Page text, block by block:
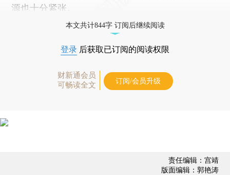
源也十分紧张。
本文共计844字 订阅后继续阅读
登录 后获取已订阅的阅读权限
财新通会员
可畅读全文
订阅/会员升级
责任编辑：宫靖
版面编辑：郭艳涛